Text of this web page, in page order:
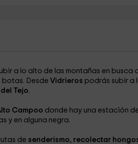
a lo alto de las montañas en
Desde Vidrieros podrás subir a
del Tejo.
Campoo donde hay una estación
y en alguna negra.
de senderismo, recolectar